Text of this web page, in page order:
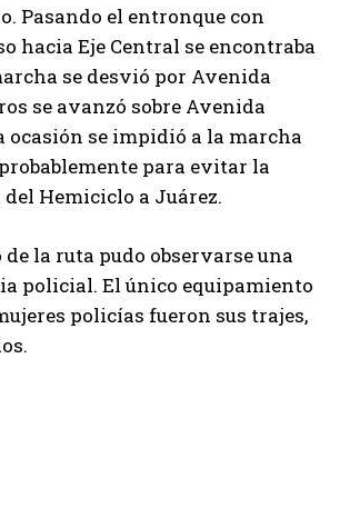
Pasando el entronque con
hacia Eje Central se encontraba
se desvió por Avenida
se avanzó sobre Avenida
ocasión se impidió a la marcha
para evitar la
Hemiciclo a Juárez.
la ruta pudo observarse una
policial. El único equipamiento
policías fueron sus trajes,